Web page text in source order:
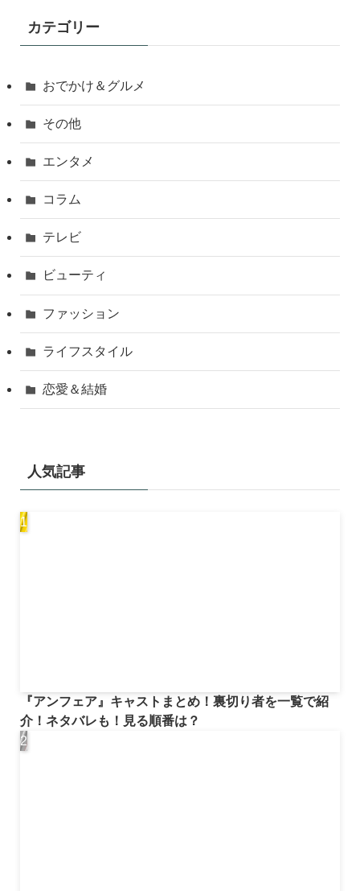
カテゴリー
おでかけ＆グルメ
その他
エンタメ
コラム
テレビ
ビューティ
ファッション
ライフスタイル
恋愛＆結婚
人気記事
『アンフェア』キャストまとめ！裏切り者を一覧で紹
介！ネタバレも！見る順番は？